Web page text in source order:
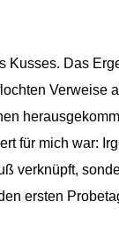
Kusses. Das
Verweise
für mich war:
verknüpft,
ersten